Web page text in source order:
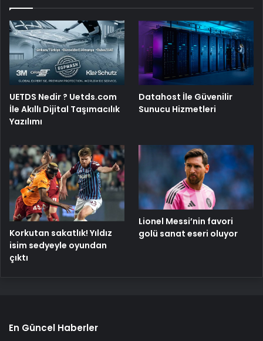
UETDS Nedir ? Uetds.com
İle Akıllı Dijital Taşımacılık
Yazılımı
Datahost İle Güvenilir
Sunucu Hizmetleri
Korkutan sakatlık! Yıldız
isim sedyeyle oyundan
çıktı
Lionel Messi’nin favori
golü sanat eseri oluyor
En Güncel Haberler